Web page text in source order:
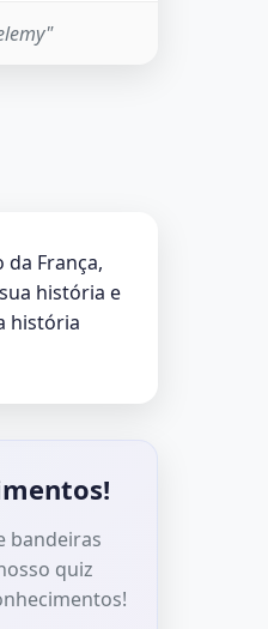
França,
história e
história
bandeiras
quiz